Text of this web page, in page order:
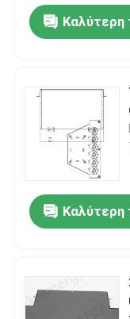
Περίπου εμείς
Ποιοτικός
Μας ελάτε σε
Ειδήσεις
Ζητήστε ένα
Καλύτερη
Καλύτερη